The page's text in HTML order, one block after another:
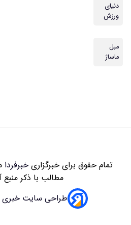
دنیای
ورزش
مبل
ماساژ
تمام حقوق برای خبرگزاریخبرفردا
مطالب با ذکر منبع
طراحی سایت خبری